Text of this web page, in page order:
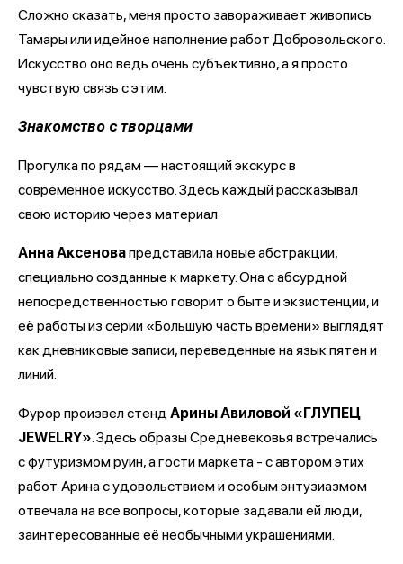
Сложно сказать, меня просто завораживает живопись
Тамары или идейное наполнение работ Добровольского.
Искусство оно ведь очень субъективно, а я просто
чувствую связь с этим.
Знакомство с творцами
Прогулка по рядам — настоящий экскурс в
современное искусство. Здесь каждый рассказывал
свою историю через материал.
Анна Аксеновапредставила новые абстракции,
специально созданные к маркету. Она с абсурдной
непосредственностью говорит о быте и экзистенции, и
её работы из серии «Большую часть времени» выглядят
как дневниковые записи, переведенные на язык пятен и
линий.
Фурор произвел стендАрины Авиловой «ГЛУПЕЦ
JEWELRY». Здесь образы Средневековья встречались
с футуризмом руин, а гости маркета - с автором этих
работ. Арина с удовольствием и особым энтузиазмом
отвечала на все вопросы, которые задавали ей люди,
заинтересованные её необычными украшениями.